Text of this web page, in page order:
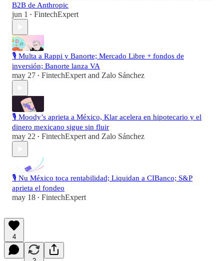
B2B de Anthropic
jun 1 • FintechExpert
🎙️ Multa a Rappi y Banorte; Mercado Libre + fondos de
inversión; Banorte lanza VA
may 27 • FintechExpert and Zalo Sánchez
🎙️ Moody’s aprieta a México, Klar acelera en hipotecario y el
dinero mexicano sigue sin fluir
may 22 • FintechExpert and Zalo Sánchez
🎙️ Nu México toca rentabilidad; Liquidan a CIBanco; S&P
aprieta el fondeo
may 18 • FintechExpert
4